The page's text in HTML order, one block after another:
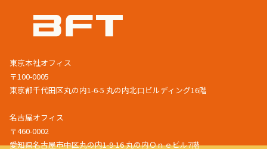
東京本社オフィス
〒100-0005
東京都千代田区丸の内1-6-5 丸の内北口ビルディング16階
名古屋オフィス
〒460-0002
愛知県名古屋市中区丸の内1-9-16 丸の内Ｏｎｅビル7階